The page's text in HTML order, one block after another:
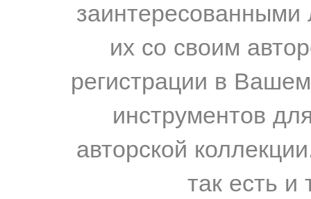
их со своим
регистрации в
инструментов
авторской
так есть и